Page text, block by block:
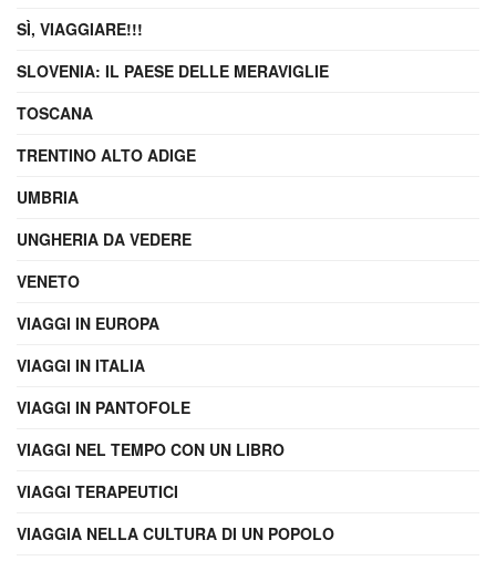
SÌ, VIAGGIARE!!!
SLOVENIA: IL PAESE DELLE MERAVIGLIE
TOSCANA
TRENTINO ALTO ADIGE
UMBRIA
UNGHERIA DA VEDERE
VENETO
VIAGGI IN EUROPA
VIAGGI IN ITALIA
VIAGGI IN PANTOFOLE
VIAGGI NEL TEMPO CON UN LIBRO
VIAGGI TERAPEUTICI
VIAGGIA NELLA CULTURA DI UN POPOLO